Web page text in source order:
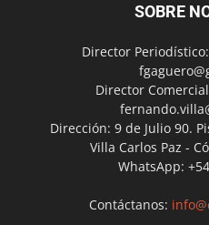
SOBRE
Director
Director
Dirección: 9 de Julio 90.
Villa Carlos Paz -
WhatsApp:
Contáctanos: